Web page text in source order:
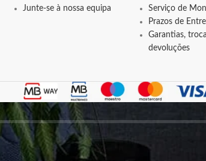
Junte-se à nossa equipa
Serviço de
Prazos de
Garantias,
devoluções